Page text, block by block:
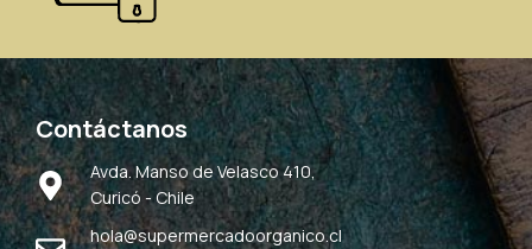
Contáctanos
Avda. Manso de Velasco 410,
Curicó - Chile
hola@supermercadoorganico.cl